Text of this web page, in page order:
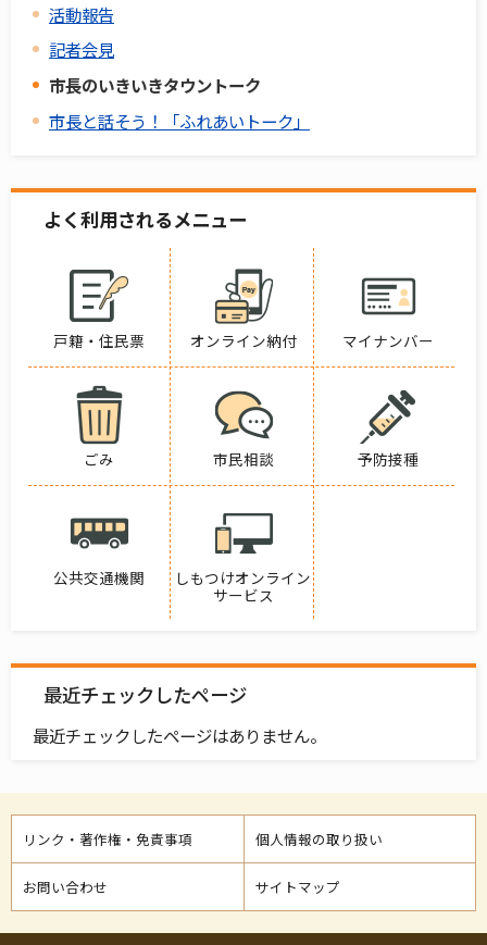
活動報告
記者会見
市長のいきいきタウントーク
市長と話そう！「ふれあいトーク」
よく利用されるメニュー
戸籍・住民票 オンライン納付 マイナンバー
ごみ 市民相談 予防接種
公共交通機関
しもつけオンライン
サービス
最近チェックしたページ
最近チェックしたページはありません。
リンク・著作権・免責事項 個人情報の取り扱い
お問い合わせ サイトマップ